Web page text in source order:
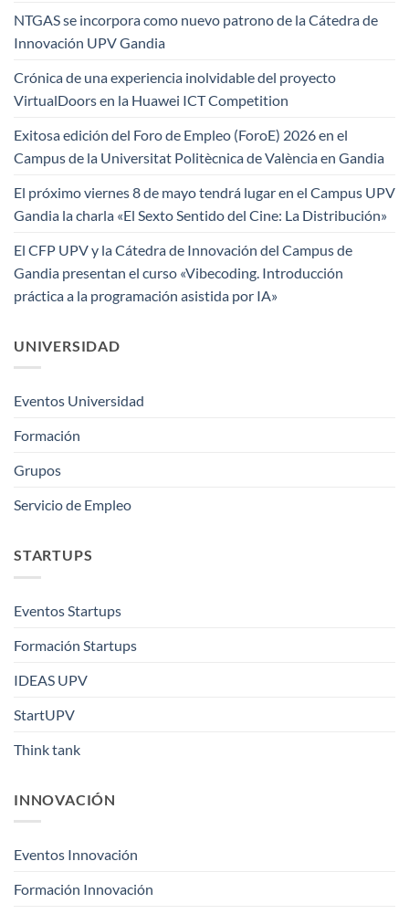
NTGAS se incorpora como nuevo patrono de la Cátedra de
Innovación UPV Gandia
Crónica de una experiencia inolvidable del proyecto
VirtualDoors en la Huawei ICT Competition
Exitosa edición del Foro de Empleo (ForoE) 2026 en el
Campus de la Universitat Politècnica de València en Gandia
El próximo viernes 8 de mayo tendrá lugar en el Campus UPV
Gandia la charla «El Sexto Sentido del Cine: La Distribución»
El CFP UPV y la Cátedra de Innovación del Campus de
Gandia presentan el curso «Vibecoding. Introducción
práctica a la programación asistida por IA»
UNIVERSIDAD
Eventos Universidad
Formación
Grupos
Servicio de Empleo
STARTUPS
Eventos Startups
Formación Startups
IDEAS UPV
StartUPV
Think tank
INNOVACIÓN
Eventos Innovación
Formación Innovación